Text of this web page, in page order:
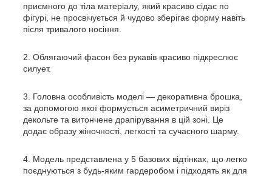
приємного до тіла матеріалу, який красиво сідає по
фігурі, не просвічується й чудово зберігає форму навіть
після тривалого носіння.
Облягаючий фасон без рукавів красиво підкреслює
силует.
Головна особливість моделі — декоративна брошка,
за допомогою якої формується асиметричний виріз
декольте та витончене драпірування в цій зоні. Це
додає образу жіночності, легкості та сучасного шарму.
Модель представлена у 5 базових відтінках, що легко
поєднуються з будь-яким гардеробом і підходять як для